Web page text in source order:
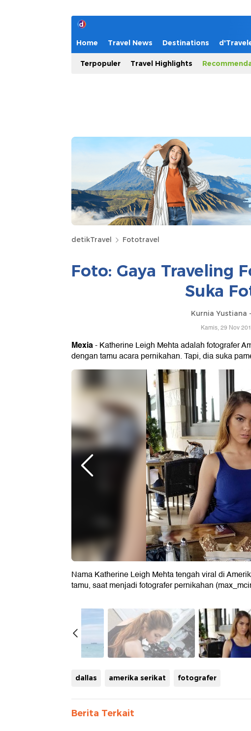
Home Travel News Destinations
Terpopuler Travel Highlights
detikTravel Fototravel
Foto: Gaya Traveling
Suka
Kurnia Yustiana -
Kamis, 29 Nov
Mexia- Katherine Leigh Mehta adalah fotografer
dengan tamu acara pernikahan. Tapi, dia suka
Nama Katherine Leigh Mehta tengah viral di
tamu, saat menjadi fotografer pernikahan
dallas amerika serikat fotografer
Berita Terkait